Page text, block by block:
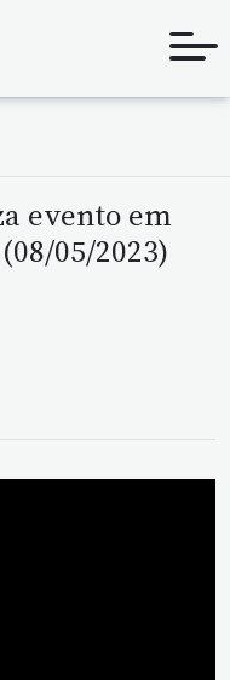
evento em
05/2023)